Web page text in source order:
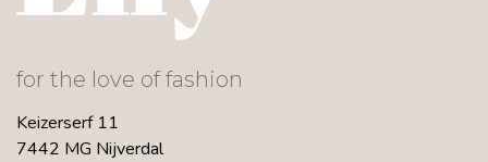
for the love of fashion
Keizerserf 11
7442 MG Nijverdal